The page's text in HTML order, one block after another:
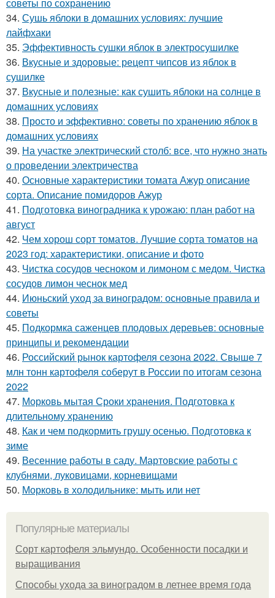
34. Сушь яблоки в домашних условиях: лучшие
лайфхаки
35. Эффективность сушки яблок в электросушилке
36. Вкусные и здоровые: рецепт чипсов из яблок в
сушилке
37. Вкусные и полезные: как сушить яблоки на солнце в
домашних условиях
38. Просто и эффективно: советы по хранению яблок в
домашних условиях
39. На участке электрический столб: все, что нужно знать
о проведении электричества
40. Основные характеристики томата Ажур описание
сорта. Описание помидоров Ажур
41. Подготовка виноградника к урожаю: план работ на
август
42. Чем хорош сорт томатов. Лучшие сорта томатов на
2023 год: характеристики, описание и фото
43. Чистка сосудов чесноком и лимоном с медом. Чистка
сосудов лимон чеснок мед
44. Июньский уход за виноградом: основные правила и
советы
45. Подкормка саженцев плодовых деревьев: основные
принципы и рекомендации
46. Российский рынок картофеля сезона 2022. Свыше 7
млн тонн картофеля соберут в России по итогам сезона
2022
47. Морковь мытая Сроки хранения. Подготовка к
длительному хранению
48. Как и чем подкормить грушу осенью. Подготовка к
зиме
49. Весенние работы в саду. Мартовские работы с
клубнями, луковицами, корневищами
50. Морковь в холодильнике: мыть или нет
Популярные материалы
Сорт картофеля эльмундо. Особенности посадки и
выращивания
Способы ухода за виноградом в летнее время года